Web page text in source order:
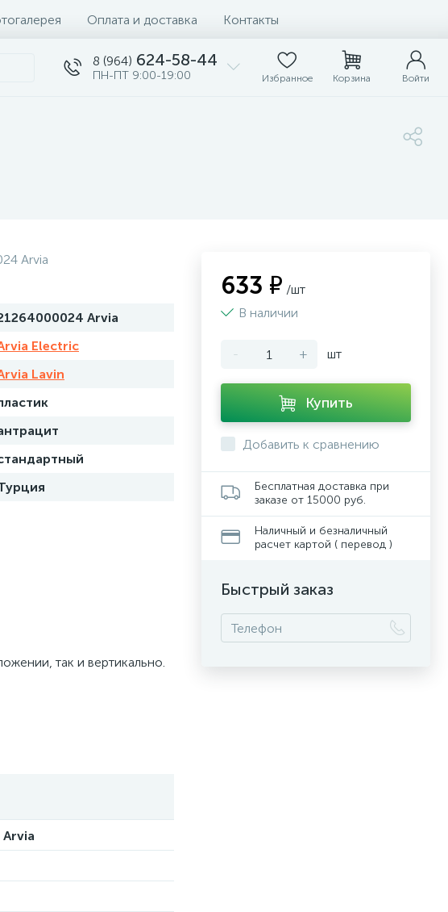
Оплата и доставка Контакты
8 (964) 624-58-44
ПН-ПТ 9:00-19:00 Избранное Корзина Войти
Arvia
Arvia
Electric
Lavin
так и вертикально.
633 ₽ /шт
В наличии
- + шт
Купить
Добавить к сравнению
Бесплатная доставка при
заказе от 15000 руб.
Наличный и безналичный
расчет картой ( перевод )
Быстрый заказ